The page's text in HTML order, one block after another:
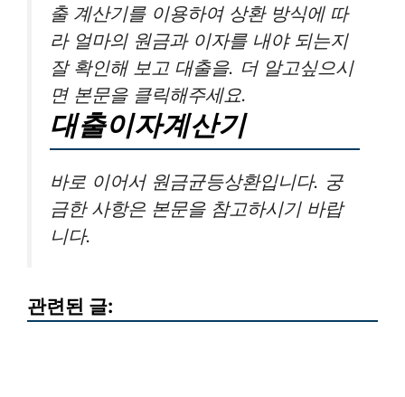
출 계산기를 이용하여 상환 방식에 따
라 얼마의 원금과 이자를 내야 되는지
잘 확인해 보고 대출을. 더 알고싶으시
면 본문을 클릭해주세요.
대출이자계산기
바로 이어서 원금균등상환입니다. 궁
금한 사항은 본문을 참고하시기 바랍
니다.
관련된 글: